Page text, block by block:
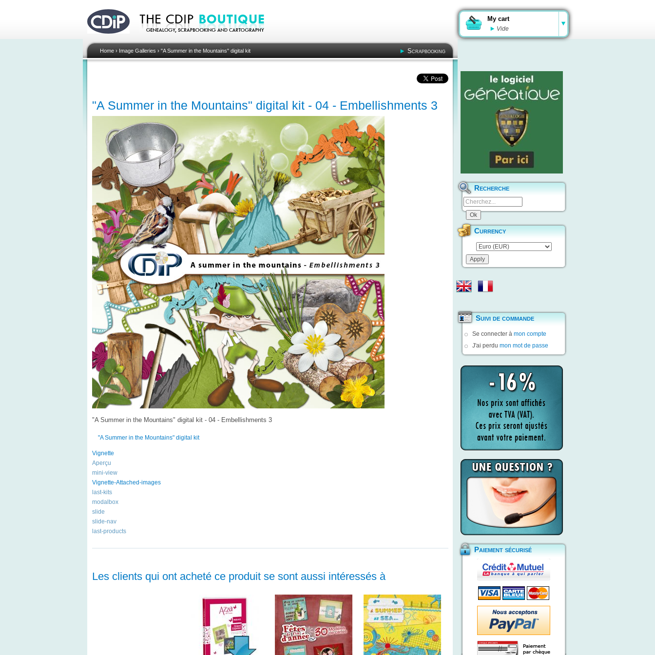
My cart
Vide
Home› Image Galleries › "A Summer in the Mountains" digital kit Scrapbooking
"A Summer in the Mountains" digital kit - 04 - Embellishments 3
"A Summer in the Mountains" digital kit - 04 - Embellishments 3
"A Summer in the Mountains" digital kit
Vignette
Aperçu
mini-view
Vignette-Attached-images
last-kits
modalbox
slide
slide-nav
last-products
Les clients qui ont acheté ce produit se sont aussi intéressés à
Recherche
Currency
Suivi de commande
Se connecter à mon compte
J'ai perdu mon mot de passe
Paiement sécurisé